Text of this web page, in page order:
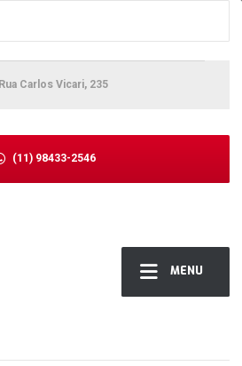
MENU
Rua Carlos Vicari, 235
(11) 98433-2546